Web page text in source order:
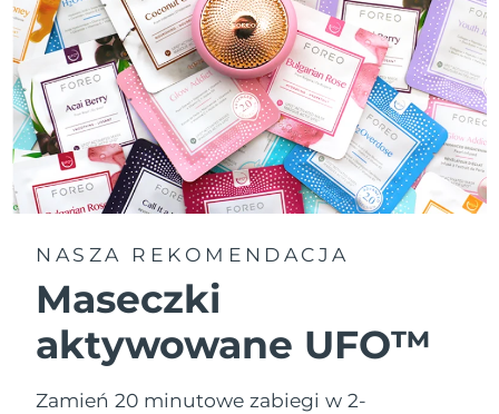
NASZA REKOMENDACJA
Maseczki
aktywowane UFO™
Zamień 20 minutowe zabiegi w 2-